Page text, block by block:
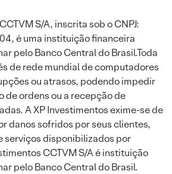
S/A, inscrita sob o CNPJ:
é uma instituição financeira
pelo Banco Central do Brasil.Toda
de rede mundial de computadores
ou atrasos, podendo impedir
de ordens ou a recepção de
A XP Investimentos exime-se de
danos sofridos por seus clientes,
serviços disponibilizados por
CCTVM S/A é instituição
pelo Banco Central do Brasil.